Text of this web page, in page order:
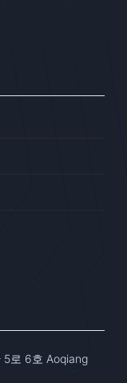
5로 6호 Aoqiang